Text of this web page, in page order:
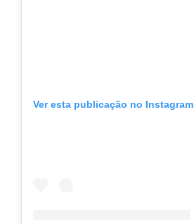
Ver esta publicação no Instagram